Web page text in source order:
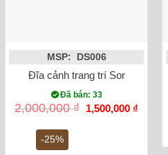
-25%
MSP: DS006
Đĩa cảnh trang trí Song Long
Đã bán: 33
2,000,000₫
Giá
gốc
1,500,000 ₫